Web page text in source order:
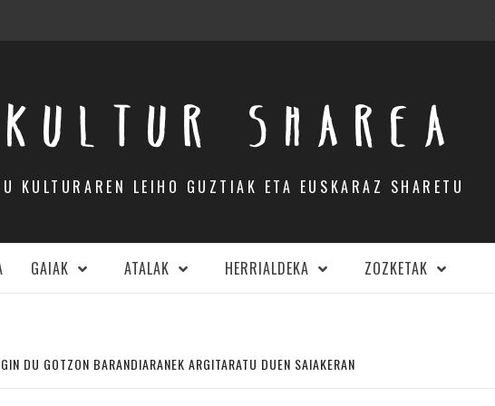
KULTUR SHAREA
KULTURAREN LEIHO GUZTIAK ETA EUSKARAZ SHARETU
GAIAK ATALAK HERRIALDEKA ZOZKETAK
DU GOTZON BARANDIARANEK ARGITARATU DUEN SAIAKERAN